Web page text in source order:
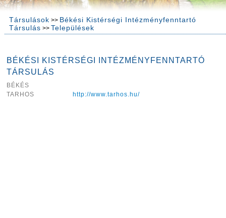
Társulások >> Békési Kistérségi Intézményfenntartó
Társulás >> Települések
BÉKÉSI KISTÉRSÉGI INTÉZMÉNYFENNTARTÓ
TÁRSULÁS
BÉKÉS
TARHOShttp://www.tarhos.hu/